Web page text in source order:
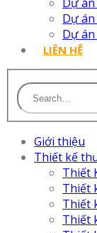
Dự
Dự
LIÊN HỆ
Giới thiệu
Thiết kế
Thiết
Thiết
Thiết
Thiết